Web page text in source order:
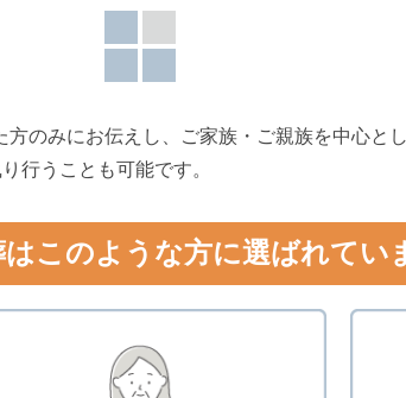
のみにお伝えし、ご家族・ご親族を中心と
行うことも可能です。
このような方に選ばれてい